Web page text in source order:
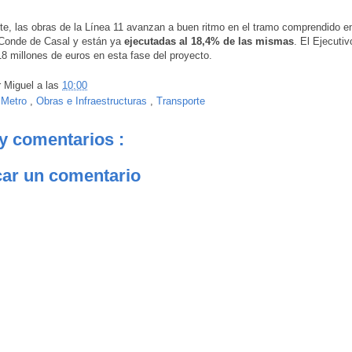
las obras de la Línea 11 avanzan a buen ritmo en el tramo comprendido
de Casal y están ya ejecutadas al 18,4% de las mismas . El
millones de euros en esta fase del proyecto.
Miguel a las 10:00
Metro , Obras e Infraestructuras , Transporte
comentarios :
un comentario